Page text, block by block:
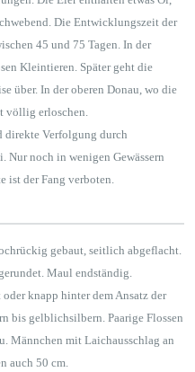
Die Entwicklungszeit der
45 und 75 Tagen. In der
Kleintieren. Später geht die
über. In der oberen Donau, wo die
völlig erloschen.
direkte Verfolgung durch
Nur noch in wenigen Gewässern
ist der Fang verboten.
gebaut, seitlich abgeflacht.
Maul endständig.
knapp hinter dem Ansatz der
bis gelblichsilbern. Paarige Flossen
Männchen mit Laichausschlag an
auch 50 cm.